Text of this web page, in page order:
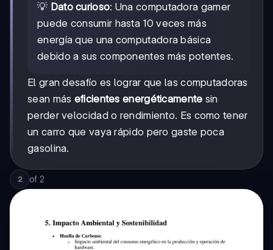
💡 Dato curioso: Una computadora gamer
puede consumir hasta 10 veces más
energía que una computadora básica
debido a sus componentes más potentes.
El gran desafío es lograr que las computadoras
sean más eficientes energéticamente sin
perder velocidad o rendimiento. Es como tener
un carro que vaya rápido pero gaste poca
gasolina.
2 of 2